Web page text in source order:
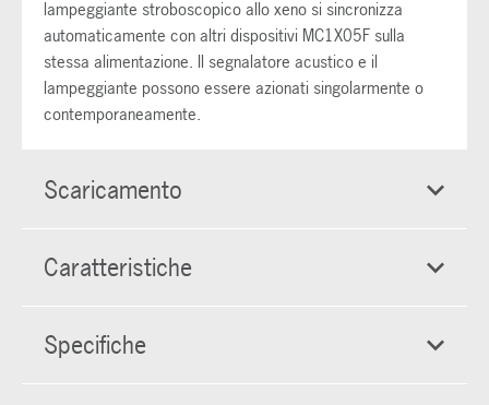
lampeggiante stroboscopico allo xeno si sincronizza
automaticamente con altri dispositivi MC1X05F sulla
stessa alimentazione. Il segnalatore acustico e il
lampeggiante possono essere azionati singolarmente o
contemporaneamente.
Scaricamento
Caratteristiche
Specifiche